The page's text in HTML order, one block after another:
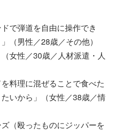
で弾道を自由に操作でき
（男性／28歳／その他）
女性／30歳／人材派遣・人
料理に混ぜることで食べた
いから」（女性／38歳／情
（殴ったものにジッパーを